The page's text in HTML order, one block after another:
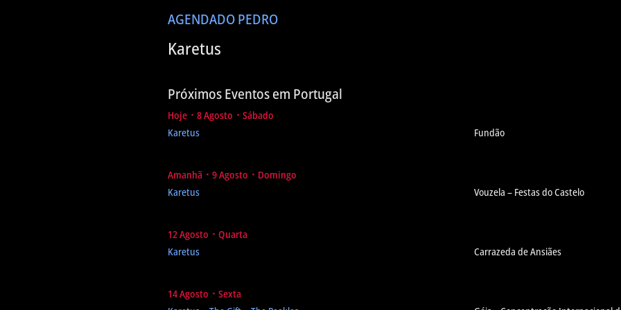
AGENDADO PEDRO
Karetus
Próximos Eventos em Portugal
Hoje ᛫ 8 Agosto ᛫ Sábado
Karetus
Fundão
Amanhã ᛫ 9 Agosto ᛫ Domingo
Karetus
Vouzela – Festas do Castelo
12 Agosto ᛫ Quarta
Karetus
Carrazeda de Ansiães
14 Agosto ᛫ Sexta